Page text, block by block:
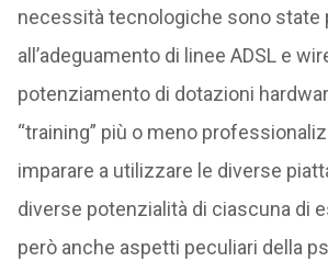
necessità tecnologiche sono state
all’adeguamento di linee ADSL e
potenziamento di dotazioni
“training” più o meno
imparare a utilizzare le diverse
diverse potenzialità di ciascuna di
però anche aspetti peculiari della